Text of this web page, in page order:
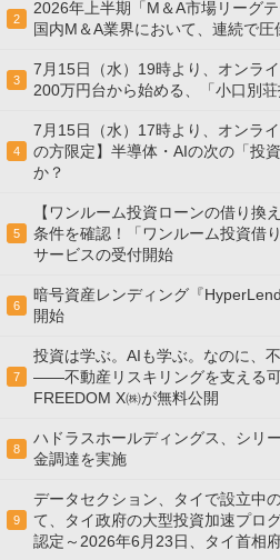
2
2026年上半期「M＆A市場リーグ
国内M＆A業界において、連続で
3
7月15日（水）19時より、オンラ
200万円台から始める、「小口別
4
7月15日（水）17時より、オンラ
の方限定】半導体・AIの次の「投
か？
5
【ワンルーム投資ローンの借り換
条件を確認！「ワンルーム投資借
サービスの受付開始
6
暗号資産レンディング『
開始
7
投資は学ぶ。AIも学ぶ。なのに、
——不動産リスキリングを支える可
FREEDOM X㈱が無料公開
8
ハドラスホールディングス、シリ
金調達を実施
9
データセクション、タイで設立中
て、タイ政府の大型投資加速プロ
認定～2026年6月23日、タイ首相